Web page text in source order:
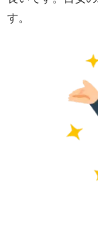
す。